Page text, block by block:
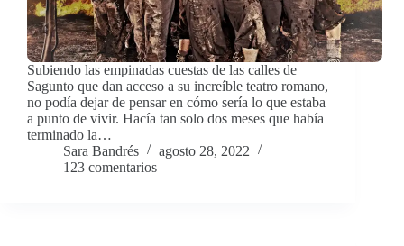
Subiendo las empinadas cuestas de las calles de
Sagunto que dan acceso a su increíble teatro romano,
no podía dejar de pensar en cómo sería lo que estaba
a punto de vivir. Hacía tan solo dos meses que había
terminado la…
Sara Bandrés
agosto 28, 2022
123 comentarios